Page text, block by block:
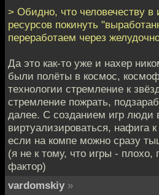
> Обидно, что человечеству в
ресурсов покинуть
переработаем через
Да это как-то уже и нахер
были полёты в космос,
технологии стремление к
стремление пожрать,
далее. С созданием игр люди
виртуализироваться, нафига
если на компе можно сразу
(я не к тому, что игры - плохо,
фактор)
vardomskiy »